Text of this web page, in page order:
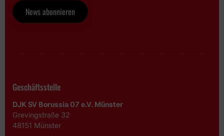
News abonnieren
Geschäftsstelle
DJK SV Borussia 07 e.V. Münster
Grevingstraße 32
48151 Münster